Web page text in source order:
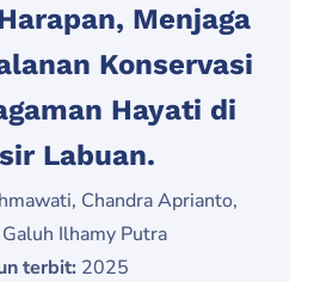
Menjaga
Konservasi
Hayati di
Labuan.
Chandra Aprianto,
Ilhamy Putra
terbit: 2025